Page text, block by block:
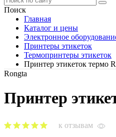
Поиск
Главная
Каталог и цены
Электронное
Принтеры этикеток
Термопринтеры этикеток
Принтер этикеток термо
Rongta
Принтер
к отзывам